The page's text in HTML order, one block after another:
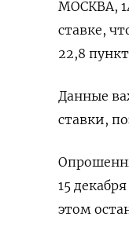
МОСКВА,
ставке,
22,8
Данные
ставки,
15
этом